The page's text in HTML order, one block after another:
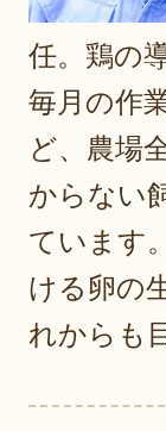
任。鶏の
毎月の作
ど、農場
からない
ています
ける卵の
れからも